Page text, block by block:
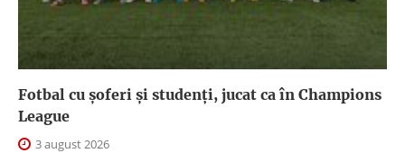
Fotbal cu șoferi și studenți, jucat ca în Champions
League
3 august 2026